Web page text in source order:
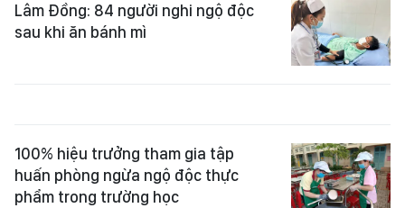
Lâm Đồng: 84 người nghi ngộ độc
sau khi ăn bánh mì
100% hiệu trưởng tham gia tập
huấn phòng ngừa ngộ độc thực
phẩm trong trường học